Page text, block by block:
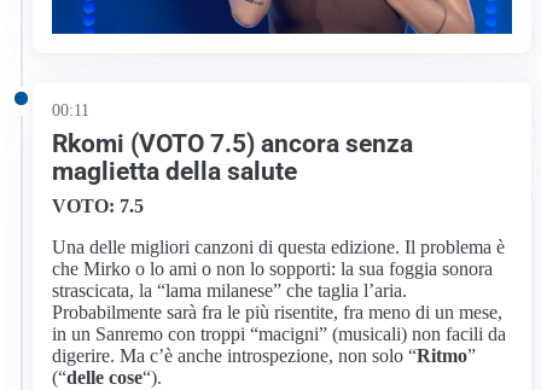
00:11
Rkomi (VOTO 7.5) ancora senza
maglietta della salute
VOTO: 7.5
Una delle migliori canzoni di questa edizione. Il problema è
che Mirko o lo ami o non lo sopporti: la sua foggia sonora
strascicata, la “lama milanese” che taglia l’aria.
Probabilmente sarà fra le più risentite, fra meno di un mese,
in un Sanremo con troppi “macigni” (musicali) non facili da
digerire. Ma c’è anche introspezione, non solo “Ritmo”
(“delle cose“).